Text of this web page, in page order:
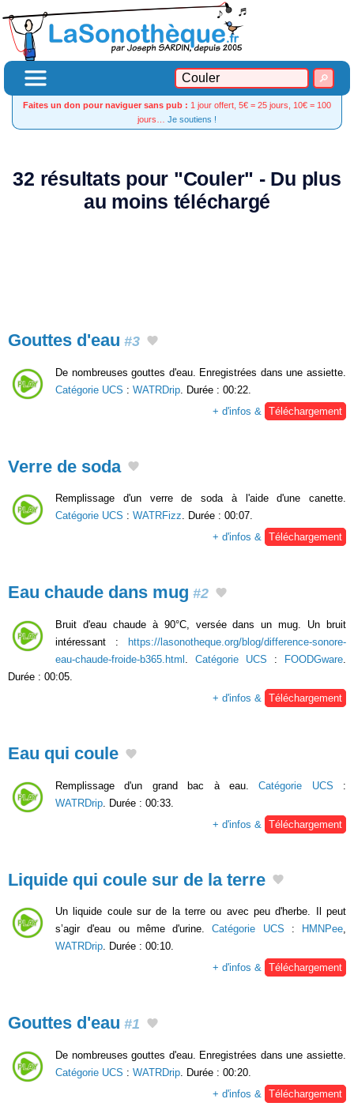
Faites un don pour naviguer sans pub : 1 jour offert, 5€ = 25 jours, 10€ = 100
jours… Je soutiens !
32 résultats pour "Couler" - Du plus
au moins téléchargé
Gouttes d'eau #3
De nombreuses gouttes d'eau. Enregistrées dans une assiette.
Catégorie UCS : WATRDrip . Durée : 00:22.
+ d'infos &
Téléchargement
Verre de soda
Remplissage d'un verre de soda à l'aide d'une canette.
Catégorie UCS : WATRFizz. Durée : 00:07.
+ d'infos & Téléchargement
Eau chaude dans mug #2
Bruit d'eau chaude à 90°C, versée dans un mug. Un bruit
intéressant :
https://lasonotheque.org/blog/difference-sonore-
eau-chaude-froide-b365.html
Catégorie UCS : FOODGware
Durée : 00:05.
+ d'infos &
Téléchargement
Eau qui coule
Remplissage d'un grand bac à eau.Catégorie UCS :
WATRDrip . Durée : 00:33.
+ d'infos &
Téléchargement
Liquide qui coule sur de la terre
Un liquide coule sur de la terre ou avec peu d'herbe. Il peut
s’agir d'eau ou même d'urine.Catégorie UCS : HMNPee,
WATRDrip. Durée : 00:10.
+ d'infos & Téléchargement
Gouttes d'eau #1
De nombreuses gouttes d'eau. Enregistrées dans une assiette.
Catégorie UCS : WATRDrip . Durée : 00:20.
+ d'infos &
Téléchargement